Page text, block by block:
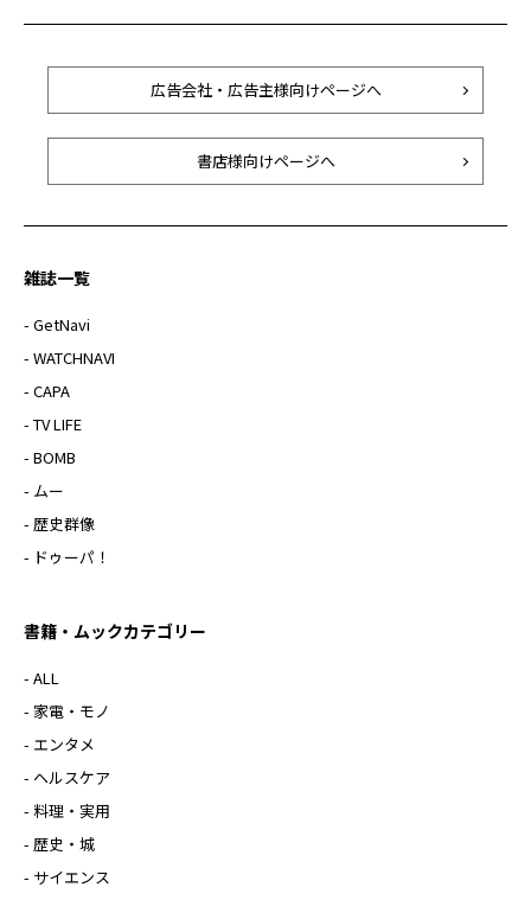
広告会社・広告主様向けページへ
書店様向けページへ
雑誌一覧
- GetNavi
- WATCHNAVI
- CAPA
- TV LIFE
- BOMB
- ムー
- 歴史群像
- ドゥーパ！
書籍・ムックカテゴリー
- ALL
- 家電・モノ
- エンタメ
- ヘルスケア
- 料理・実用
- 歴史・城
- サイエンス